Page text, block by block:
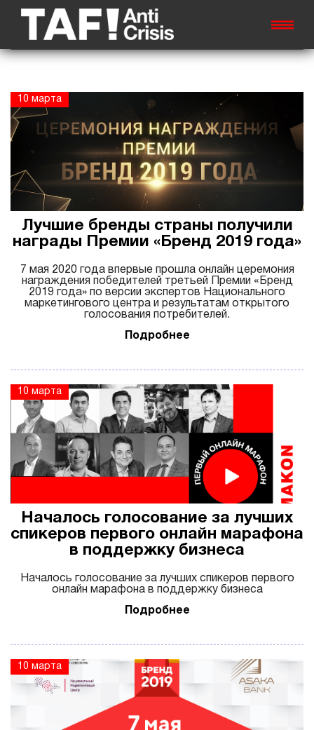
10 марта
Лучшие бренды страны получили
награды Премии «Бренд 2019 года»
7 мая 2020 года впервые прошла онлайн церемония
награждения победителей третьей Премии «Бренд
2019 года» по версии экспертов Национального
маркетингового центра и результатам открытого
голосования потребителей.
Подробнее
10 марта
Началось голосование за лучших
спикеров первого онлайн марафона
в поддержку бизнеса
Началось голосование за лучших спикеров первого
онлайн марафона в поддержку бизнеса
Подробнее
10 марта